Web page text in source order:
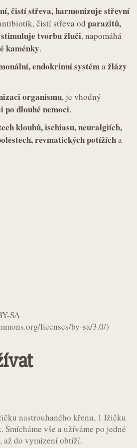
čistí střeva, harmonizuje střevní
čistí střeva od parazitů,
tvorbu žluči, napomáhá
kaménky.
endokrinní systémažlázy
organismu, je vhodný
po dlouhé nemoci.
kloubů, ischiasu, neuralgiích,
revmatických potížícha
SA
licenses/by-sa/3.0/)
nastrouhaného křenu, 1 lžičku
Smícháme vše a užíváme po jedné
až do vymizení obtíží.